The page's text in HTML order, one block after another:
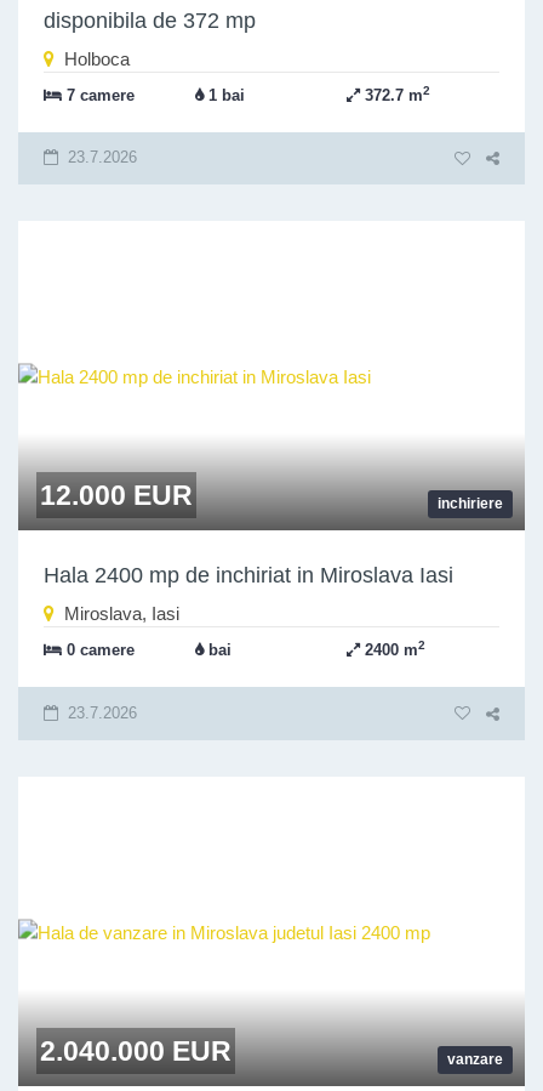
disponibila de 372 mp
Holboca
7 camere 1 bai 372.7 m2
23.7.2026
inchiriere
12.000 EUR
Hala 2400 mp de inchiriat in Miroslava Iasi
Miroslava, Iasi
0 camere bai 2400 m2
23.7.2026
vanzare
2.040.000 EUR